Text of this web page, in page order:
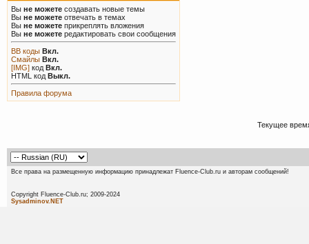
Вы не можете создавать новые темы
Вы не можете отвечать в темах
Вы не можете прикреплять вложения
Вы не можете редактировать свои сообщения
BB коды Вкл.
Смайлы Вкл.
[IMG] код Вкл.
HTML код Выкл.
Правила форума
Текущее
Все права на размещенную информацию принадлежат Fluence-Club.ru и авторам сообщений!
Copyright Fluence-Club.ru;
Sysadminov.NET